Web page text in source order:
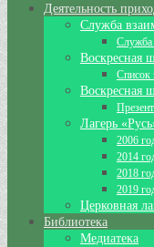
Деятельность
Служба
Служба
Воскресная
Список
Воскресная
Лагерь
2006
2014
2018
2019
Церковная
Библиотека
Медиатека